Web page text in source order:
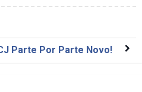
Parte Por Parte Novo!